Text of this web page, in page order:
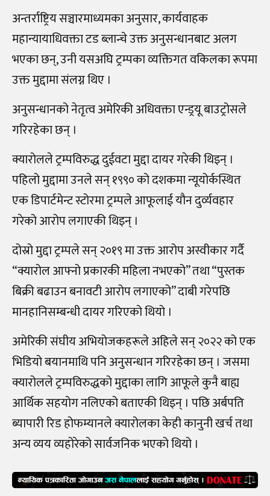
अन्तर्राष्ट्रिय सञ्चारमाध्यमका अनुसार, कार्यवाहक
महान्यायाधिवक्ता टड ब्लान्चे उक्त अनुसन्धानबाट अलग
भएका छन्, उनी यसअघि ट्रम्पका व्यक्तिगत वकिलका रूपमा
उक्त मुद्दामा संलग्न थिए ।
अनुसन्धानको नेतृत्व अमेरिकी अधिवक्ता एन्ड्रयू बाउट्रोसले
गरिरहेका छन् ।
क्यारोलले ट्रम्पविरुद्ध दुईवटा मुद्दा दायर गरेकी थिइन् ।
पहिलो मुद्दामा उनले सन् १९९० को दशकमा न्यूयोर्कस्थित
एक डिपार्टमेन्ट स्टोरमा ट्रम्पले आफूलाई यौन दुर्व्यवहार
गरेको आरोप लगाएकी थिइन् ।
दोस्रो मुद्दा ट्रम्पले सन् २०१९ मा उक्त आरोप अस्वीकार गर्दै
“क्यारोल आफ्नो प्रकारकी महिला नभएको” तथा “पुस्तक
बिक्री बढाउन बनावटी आरोप लगाएको” दाबी गरेपछि
मानहानिसम्बन्धी दायर गरिएको थियो ।
अमेरिकी संघीय अभियोजकहरूले अहिले सन् २०२२ को एक
भिडियो बयानमाथि पनि अनुसन्धान गरिरहेका छन् । जसमा
क्यारोलले ट्रम्पविरुद्धको मुद्दाका लागि आफूले कुनै बाह्य
आर्थिक सहयोग नलिएको बताएकी थिइन् । पछि अर्बपति
ब्यापारी रिड होफम्यानले क्यारोलका केही कानुनी खर्च तथा
अन्य व्यय व्यहोरेको सार्वजनिक भएको थियो ।